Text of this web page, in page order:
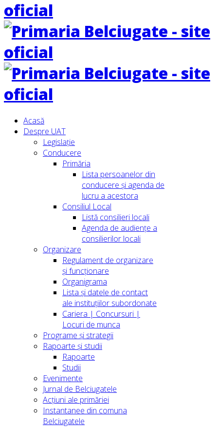
Acasă
Despre UAT
Legislație
Conducere
Primăria
Lista persoanelor din
conducere şi agenda de
lucru a acestora
Consiliul Local
Listă consilieri locali
Agenda de audiențe a
consilierilor locali
Organizare
Regulament de organizare
și funcționare
Organigrama
Lista și datele de contact
ale instituțiilor subordonate
Cariera | Concursuri |
Locuri de munca
Programe și strategii
Rapoarte și studii
Rapoarte
Studii
Evenimente
Jurnal de Belciugatele
Acțiuni ale primăriei
Instantanee din comuna
Belciugatele